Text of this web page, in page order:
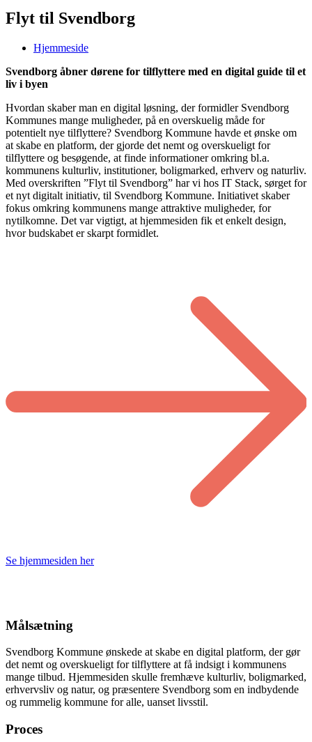
Flyt til Svendborg
Hjemmeside
Svendborg åbner dørene for tilflyttere med en digital guide til et
liv i byen
Hvordan skaber man en digital løsning, der formidler Svendborg
Kommunes mange muligheder, på en overskuelig måde for
potentielt nye tilflyttere? Svendborg Kommune havde et ønske om
at skabe en platform, der gjorde det nemt og overskueligt for
tilflyttere og besøgende, at finde informationer omkring bl.a.
kommunens kulturliv, institutioner, boligmarked, erhverv og naturliv.
Med overskriften ”Flyt til Svendborg” har vi hos IT Stack, sørget for
et nyt digitalt initiativ, til Svendborg Kommune. Initiativet skaber
fokus omkring kommunens mange attraktive muligheder, for
nytilkomne. Det var vigtigt, at hjemmesiden fik et enkelt design,
hvor budskabet er skarpt formidlet. ​
Se hjemmesiden her
Målsætning
Svendborg Kommune ønskede at skabe en digital platform, der gør
det nemt og overskueligt for tilflyttere at få indsigt i kommunens
mange tilbud. Hjemmesiden skulle fremhæve kulturliv, boligmarked,
erhvervsliv og natur, og præsentere Svendborg som en indbydende
og rummelig kommune for alle, uanset livsstil.
Proces